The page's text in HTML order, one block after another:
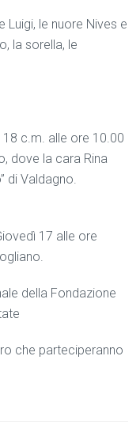
Luigi, le nuore Nives e
la sorella, le
18 c.m. alle ore 10.00
dove la cara Rina
di Valdagno.
17 alle ore
della Fondazione
che parteciperanno